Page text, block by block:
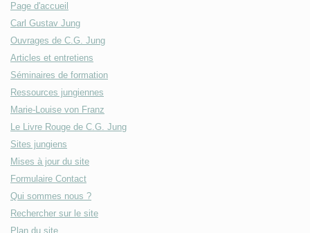
Page d'accueil
Carl Gustav Jung
Ouvrages de C.G. Jung
Articles et entretiens
Séminaires de formation
Ressources jungiennes
Marie-Louise von Franz
Le Livre Rouge de C.G. Jung
Sites jungiens
Mises à jour du site
Formulaire Contact
Qui sommes nous ?
Rechercher sur le site
Plan du site